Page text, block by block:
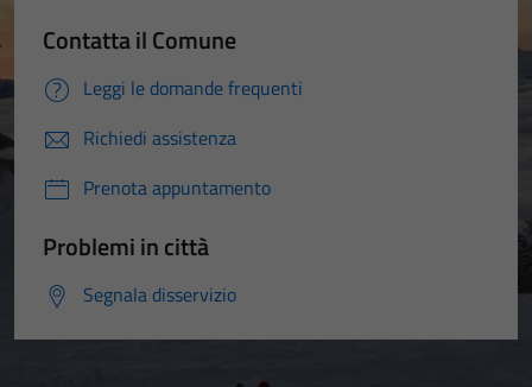
Contatta il Comune
Leggi le domande frequenti
Richiedi assistenza
Prenota appuntamento
Problemi in città
Segnala disservizio